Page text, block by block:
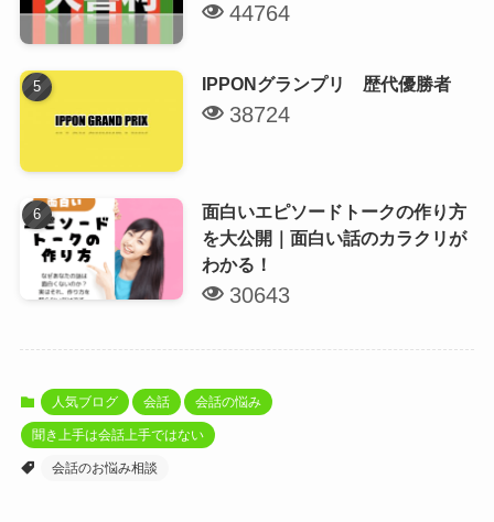
44764
IPPONグランプリ 歴代優勝者
38724
面白いエピソードトークの作り方
を大公開｜面白い話のカラクリが
わかる！
30643
人気ブログ 会話 会話の悩み
聞き上手は会話上手ではない
会話のお悩み相談